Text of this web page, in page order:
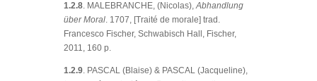
1.2.8. MALEBRANCHE, (Nicolas),Abhandlung
über Moral. 1707, [Traité de morale] trad.
Francesco Fischer, Schwabisch Hall, Fischer,
2011, 160 p.
1.2.9. PASCAL (Blaise) & PASCAL (Jacqueline),